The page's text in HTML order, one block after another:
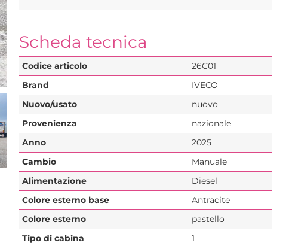
Scheda tecnica
Codice articolo
26C01
Brand
IVECO
Nuovo/usato
nuovo
Provenienza
nazionale
Anno
2025
Cambio
Manuale
Alimentazione
Diesel
Colore esterno base
Antracite
Colore esterno
pastello
Tipo di cabina
1